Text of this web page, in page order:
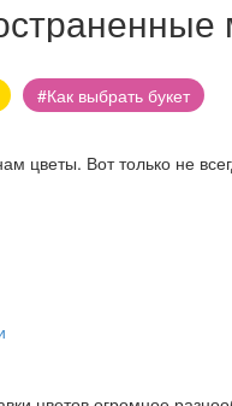
#Как выбрать букет
цветы. Вот только не